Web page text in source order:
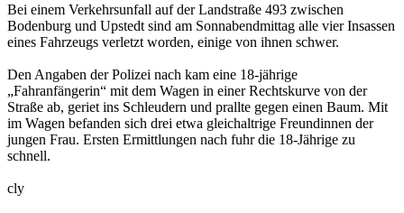
Bei einem Verkehrsunfall auf der Landstraße 493 zwischen
Bodenburg und Upstedt sind am Sonnabendmittag alle vier Insassen
eines Fahrzeugs verletzt worden, einige von ihnen schwer.
Den Angaben der Polizei nach kam eine 18-jährige
„Fahranfängerin“ mit dem Wagen in einer Rechtskurve von der
Straße ab, geriet ins Schleudern und prallte gegen einen Baum. Mit
im Wagen befanden sich drei etwa gleichaltrige Freundinnen der
jungen Frau. Ersten Ermittlungen nach fuhr die 18-Jährige zu
schnell.
cly